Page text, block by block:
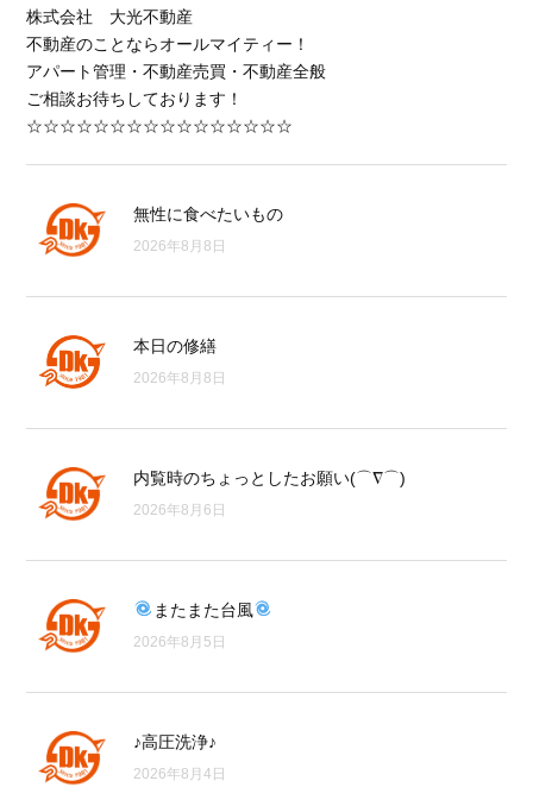
株式会社 大光不動産
不動産のことならオールマイティー！
アパート管理・不動産売買・不動産全般
ご相談お待ちしております！
☆☆☆☆☆☆☆☆☆☆☆☆☆☆☆☆
無性に食べたいもの
2026年8月8日
本日の修繕
2026年8月8日
内覧時のちょっとしたお願い(⌒∇⌒)
2026年8月6日
またまた台風
2026年8月5日
♪高圧洗浄♪
2026年8月4日